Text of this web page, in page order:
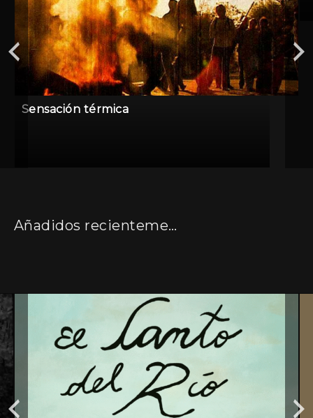
Sensación térmica
Añadidos recientemente